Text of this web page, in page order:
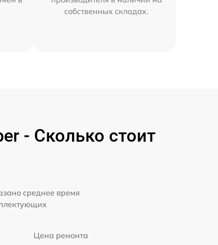
собственных складах.
- Сколько стоит
среднее время
Цена ремонта